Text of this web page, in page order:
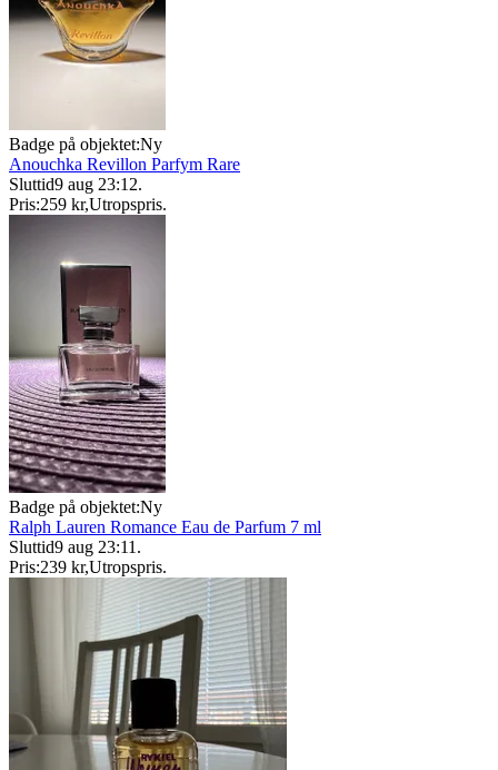
Badge på objektet:Ny
Anouchka Revillon Parfym Rare
Sluttid9 aug 23:12.
Pris:259 kr,Utropspris.
Badge på objektet:Ny
Ralph Lauren Romance Eau de Parfum 7 ml
Sluttid9 aug 23:11 .
Pris:239 kr,Utropspris.